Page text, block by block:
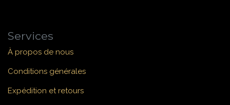
Services
À propos de nous
Conditions générales
Expédition et retours